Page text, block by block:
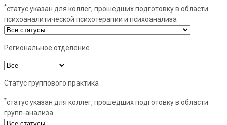
*статус указан для коллег, прошедших подготовку в области
психоаналитической психотерапии и психоанализа
Региональное отделение
Статус группового практика
*статус указан для коллег, прошедших подготовку в области
групп-анализа